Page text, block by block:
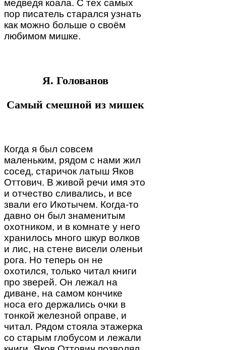
медведя коала. С тех самых
пор писатель старался узнать
как можно больше о своём
любимом мишке.
Я. Голованов
Самый смешной из мишек
Когда я был совсем
маленьким, рядом с нами жил
сосед, старичок латыш Яков
Оттович. В живой речи имя это
и отчество сливались, и все
звали его Икотычем. Когда-то
давно он был знаменитым
охотником, и в комнате у него
хранилось много шкур волков
и лис, на стене висели оленьи
рога. Но теперь он не
охотился, только читал книги
про зверей. Он лежал на
диване, на самом кончике
носа его держались очки в
тонкой железной оправе, и
читал. Рядом стояла этажерка
со старым глобусом и лежали